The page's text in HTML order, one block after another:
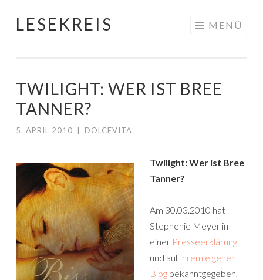
Springe
LESEKREIS MENÜ
TWILIGHT: WER IST BREE
TANNER?
5. APRIL 2010 DOLCEVITA
Twilight: Wer ist Bree
Tanner?
Am 30.03.2010 hat
Stephenie Meyer in
einer Presseerklärung
und auf ihrem eigenen
Blog bekanntgegeben,